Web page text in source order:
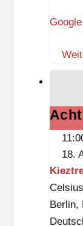
–
e
i
i
t
k
n
a
p
18.
Berlin,